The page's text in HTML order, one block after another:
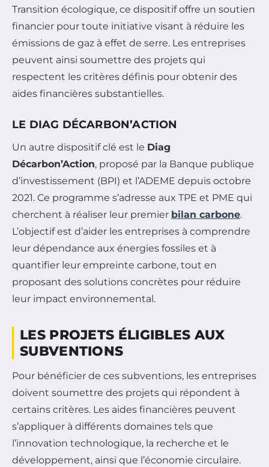
Transition écologique, ce dispositif offre un soutien
financier pour toute initiative visant à réduire les
émissions de gaz à effet de serre. Les entreprises
peuvent ainsi soumettre des projets qui
respectent les critères définis pour obtenir des
aides financières substantielles.
LE DIAG DÉCARBON’ACTION
Un autre dispositif clé est le Diag
Décarbon’Action, proposé par la Banque publique
d’investissement (BPI) et l’ADEME depuis octobre
2021. Ce programme s’adresse aux TPE et PME qui
cherchent à réaliser leur premier bilan carbone.
L’objectif est d’aider les entreprises à comprendre
leur dépendance aux énergies fossiles et à
quantifier leur empreinte carbone, tout en
proposant des solutions concrètes pour réduire
leur impact environnemental.
LES PROJETS ÉLIGIBLES AUX
SUBVENTIONS
Pour bénéficier de ces subventions, les entreprises
doivent soumettre des projets qui répondent à
certains critères. Les aides financières peuvent
s’appliquer à différents domaines tels que
l’innovation technologique, la recherche et le
développement, ainsi que l’économie circulaire.